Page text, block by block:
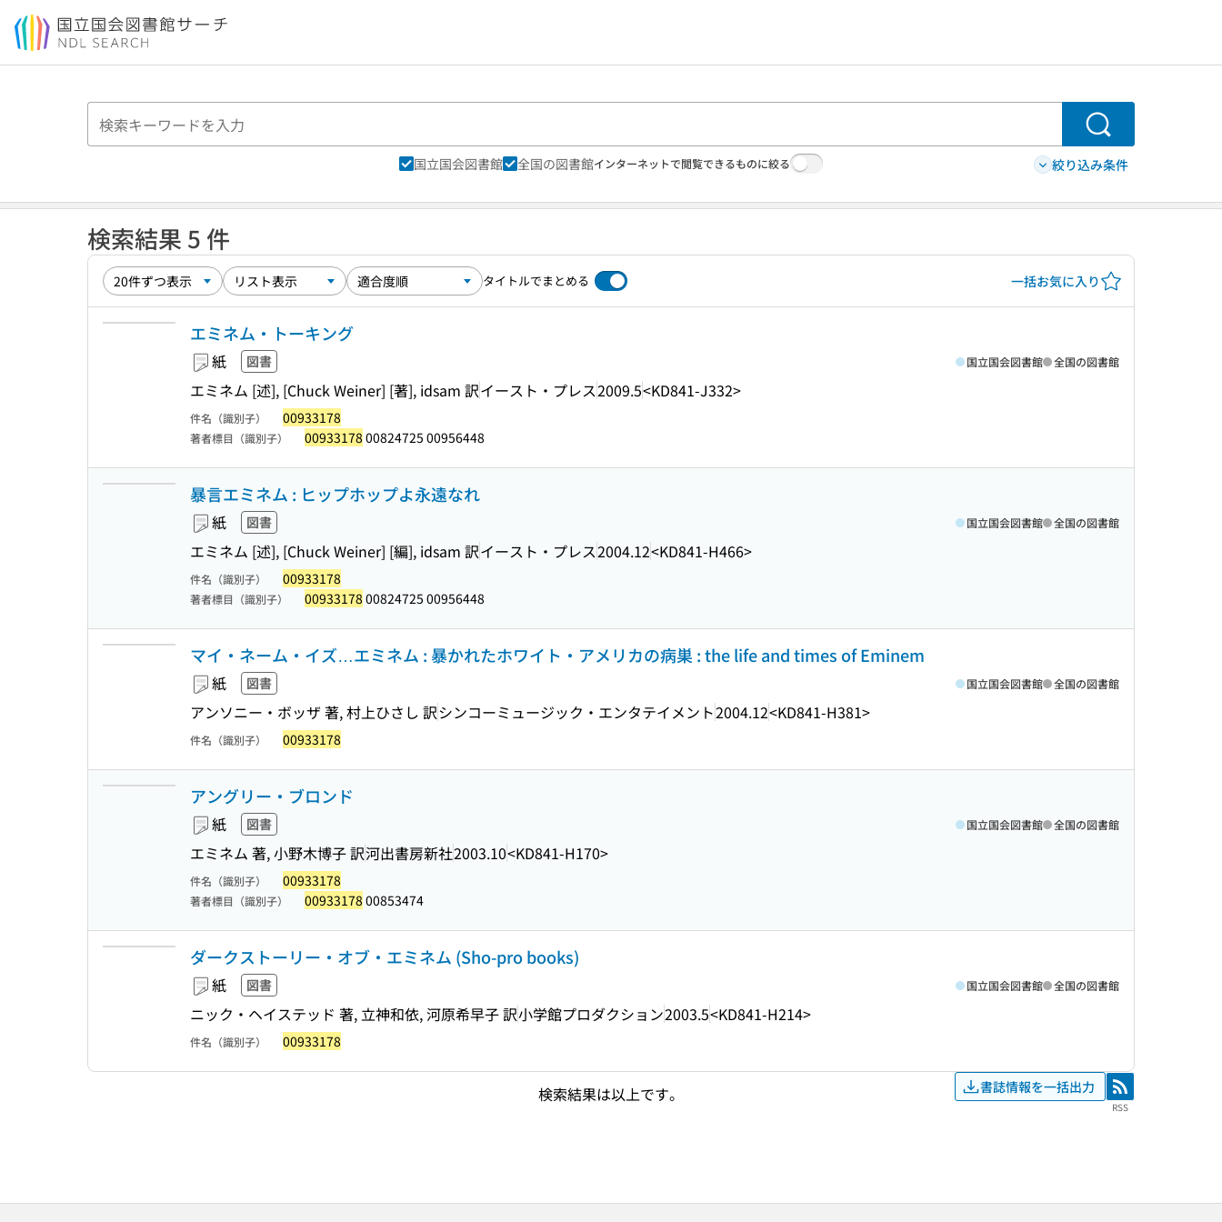
本文へ移動
検索
国立国会図書館 全国の図書館インターネットで閲覧できるものに絞る 絞り込み条件
検索結果 5 件
タイトルでまとめる 一括お気に入り
エミネム・トーキング
紙 図書
エミネム [述], [Chuck Weiner] [著], idsam 訳イースト・プレス2009.5<KD841-J332>
国立国会図書館 全国の図書館
件名（識別子） 00933178
著者標目（識別子） 00933178 00824725 00956448
暴言エミネム : ヒップホップよ永遠なれ
紙 図書
エミネム [述], [Chuck Weiner] [編], idsam 訳イースト・プレス2004.12<KD841-H466>
国立国会図書館 全国の図書館
件名（識別子） 00933178
著者標目（識別子） 00933178 00824725 00956448
マイ・ネーム・イズ…エミネム : 暴かれたホワイト・アメリカの病巣 : the life and times of Eminem
紙 図書
アンソニー・ボッザ 著, 村上ひさし 訳シンコーミュージック・エンタテイメント2004.12<KD841-H381>
国立国会図書館 全国の図書館
件名（識別子） 00933178
アングリー・ブロンド
紙 図書
エミネム 著, 小野木博子 訳河出書房新社2003.10<KD841-H170>
国立国会図書館 全国の図書館
件名（識別子） 00933178
著者標目（識別子） 00933178 00853474
ダークストーリー・オブ・エミネム (Sho-pro books)
紙 図書
ニック・ヘイステッド 著, 立神和依, 河原希早子 訳小学館プロダクション2003.5<KD841-H214>
国立国会図書館 全国の図書館
件名（識別子） 00933178
検索結果は以上です。 書誌情報を一括出力 RSS
RSS